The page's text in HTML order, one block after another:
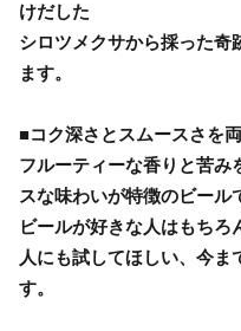
けだした
シロツメクサから採った奇
ます。
■コク深さとスムースさを
フルーティーな香りと苦み
スな味わいが特徴のビール
ビールが好きな人はもちろ
人にも試してほしい、今ま
す。